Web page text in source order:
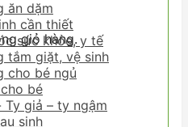
giỏ hàng.
ăn dặm
cần thiết
sức khỏe, y tế
tắm giặt, vệ sinh
cho bé ngủ
bé
Ty giả – ty ngậm
sinh